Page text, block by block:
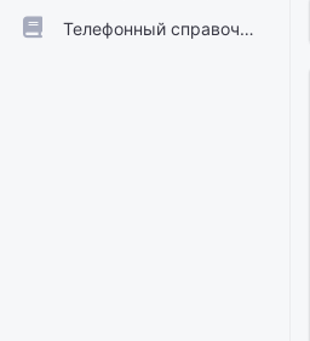
ТГУ.Расписание
Телефонный справочник